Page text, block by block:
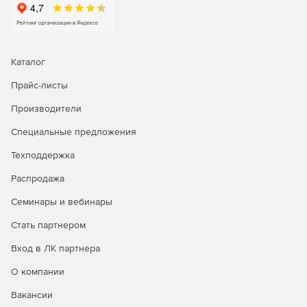
Операционная система Astra Linux Special Edition доступна
Редакция «ОРЕЛ» - обычный уровень защищенности.
Продукт является доступным техническим вариантом для
Каталог
Прайс-листы
Производители
Специальные предложения
Техподдержка
Распродажа
Семинары и вебинары
Стать партнером
Вход в ЛК партнера
О компании
Вакансии